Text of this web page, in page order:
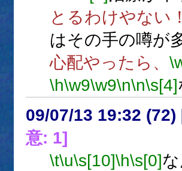
とるわけやない
はその手の噂が
心配やったら、
\h\w9\w9\n\n\s[4]
09/07/13 19:32 (72)
意: 1]
\t\u\s[10]\h\s[0]